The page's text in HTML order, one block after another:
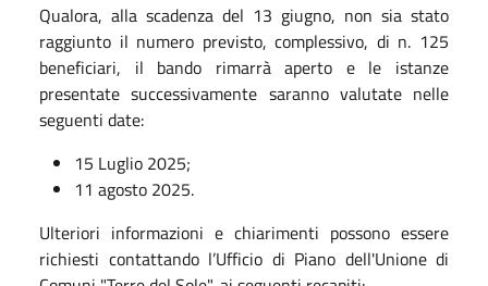
Qualora, alla scadenza del 13 giugno, non sia stato
raggiunto il numero previsto, complessivo, di n. 125
beneficiari, il bando rimarrà aperto e le istanze
presentate successivamente saranno valutate nelle
seguenti date:
15 Luglio 2025;
11 agosto 2025.
Ulteriori informazioni e chiarimenti possono essere
richiesti contattando l’Ufficio di Piano dell'Unione di